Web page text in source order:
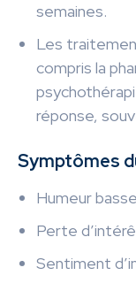
semaines.
Les
compris la
réponse,
Symptômes
Humeur basse
Perte
Sentiment